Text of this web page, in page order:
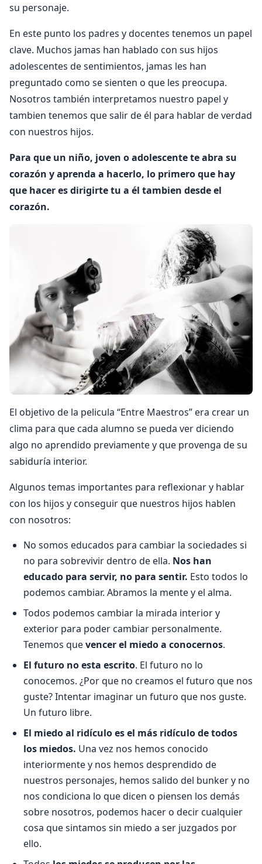
su personaje.
En este punto los padres y docentes tenemos un papel
clave. Muchos jamas han hablado con sus hijos
adolescentes de sentimientos, jamas les han
preguntado como se sienten o que les preocupa.
Nosotros también interpretamos nuestro papel y
tambien tenemos que salir de él para hablar de verdad
con nuestros hijos.
Para que un niño, joven o adolescente te abra su
corazón y aprenda a hacerlo, lo primero que hay
que hacer es dirigirte tu a él tambien desde el
corazón.
El objetivo de la pelicula “Entre Maestros” era crear un
clima para que cada alumno se pueda ver diciendo
algo no aprendido previamente y que provenga de su
sabiduría interior.
Algunos temas importantes para reflexionar y hablar
con los hijos y conseguir que nuestros hijos hablen
con nosotros:
No somos educados para cambiar la sociedades si
no para sobrevivir dentro de ella. Nos han
educado para servir, no para sentir. Esto todos lo
podemos cambiar. Abramos la mente y el alma.
Todos podemos cambiar la mirada interior y
exterior para poder cambiar personalmente.
Tenemos quevencer el miedo a conocernos.
El futuro no esta escrito. El futuro no lo
conocemos. ¿Por que no creamos el futuro que nos
guste? Intentar imaginar un futuro que nos guste.
Un futuro libre.
El miedo al ridículo es el más ridículo de todos
los miedos. Una vez nos hemos conocido
interiormente y nos hemos desprendido de
nuestros personajes, hemos salido del bunker y no
nos condiciona lo que dicen o piensen los demás
sobre nosotros, podemos hacer o decir cualquier
cosa que sintamos sin miedo a ser juzgados por
ello.